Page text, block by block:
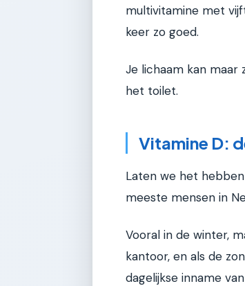
multivitamine met
keer zo goed.
Je lichaam kan maar
het toilet.
Vitamine D:
Laten we het
meeste mensen in
Vooral in de winter,
kantoor, en als de
dagelijkse inname